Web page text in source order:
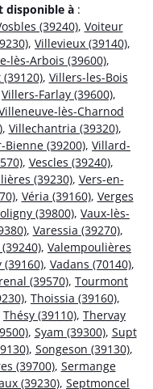
disponible à :
(39240), Voiteur
, Villevieux (39140),
lès-Arbois (39600),
, Villers-les-Bois
Villers-Farlay (39600),
lès-Charnod
, Villechantria (39320),
(39200), Villard-
, Vescles (39240),
(39230), Vers-en-
, Véria (39160), Verges
(39800), Vaux-lès-
, Varessia (39270),
, Valempoulières
(39160), Vadans (70140),
(39570), Tourmont
, Thoissia (39160),
Thésy (39110), Thervay
, Syam (39300), Supt
, Songeson (39130),
(39700), Sermange
(39230), Septmoncel